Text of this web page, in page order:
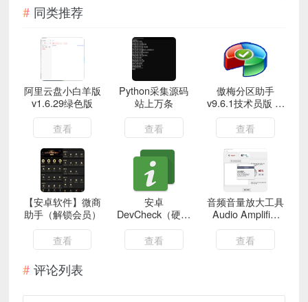
同类推荐
阿里云盘小白羊版
v1.6.29绿色版
查看
Python采集源码
站上万条
查看
傲梅分区助手
v9.6.1技术员版 分
区神器
查看
【安卓软件】微商
助手（解锁会员）
查看
安卓
DevCheck（硬件
查询工具）已解锁
高级版
查看
音频音量放大工具
Audio Amplifier
Pro V2.2.0
查看
评论列表